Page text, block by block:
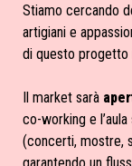
Stiamo cercando
artigiani e
di questo progetto
Il market sarà
co-working e
(concerti, mostre,
garantendo un